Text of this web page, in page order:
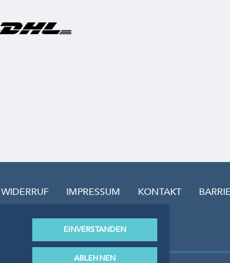
WIDERRUF IMPRESSUM KONTAKT
EINVERSTANDEN
ABLEHNEN